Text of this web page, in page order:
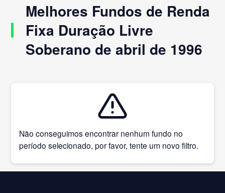
Melhores Fundos de Renda
Fixa Duração Livre
Soberano de abril de 1996
Não conseguimos encontrar nenhum fundo no
período selecionado, por favor, tente um novo filtro.